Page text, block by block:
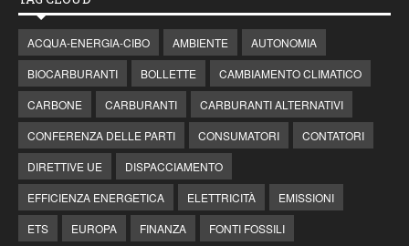
ACQUA-ENERGIA-CIBO AMBIENTE
AUTONOMIA
BIOCARBURANTI
BOLLETTE
CAMBIAMENTO CLIMATICO
CARBONE
CARBURANTI
CARBURANTI ALTERNATIVI
CONFERENZA DELLE PARTI
CONSUMATORI
CONTATORI
DIRETTIVE UE
DISPACCIAMENTO
EFFICIENZA ENERGETICA
ELETTRICITÀ
EMISSIONI
ETS
EUROPA FINANZA
FONTI FOSSILI